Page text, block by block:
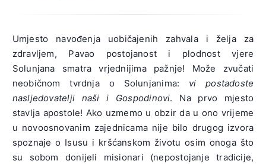
Umjesto navođenja uobičajenih zahvala i želja za
zdravljem, Pavao postojanost i plodnost vjere
Solunjana smatra vrjednijima pažnje! Može zvučati
neobičnom tvrdnja o Solunjanima: vi postadoste
nasljedovatelji naši i Gospodinovi. Na prvo mjesto
stavlja apostole! Ako uzmemo u obzir da u ono vrijeme
u novoosnovanim zajednicama nije bilo drugog izvora
spoznaje o Isusu i kršćanskom životu osim onoga što
su sobom donijeli misionari (nepostojanje tradicije,